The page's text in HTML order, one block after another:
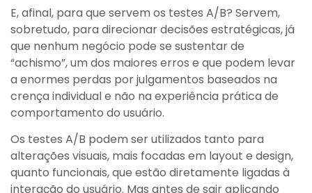
E, afinal, para que servem os testes A/B? Servem,
sobretudo, para direcionar decisões estratégicas, já
que nenhum negócio pode se sustentar de
“achismo”, um dos maiores erros e que podem levar
a enormes perdas por julgamentos baseados na
crença individual e não na experiência prática de
comportamento do usuário.
Os testes A/B podem ser utilizados tanto para
alterações visuais, mais focadas em layout e design,
quanto funcionais, que estão diretamente ligadas à
interação do usuário. Mas antes de sair aplicando